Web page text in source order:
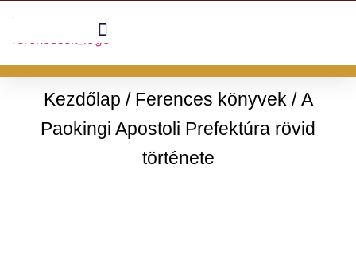
Kezdőlap / Ferences könyvek / A
Paokingi Apostoli Prefektúra rövid
története